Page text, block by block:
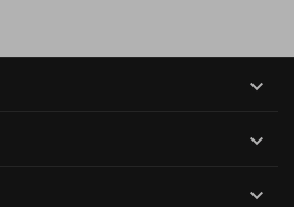


